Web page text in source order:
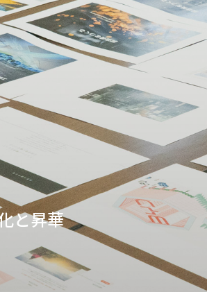
と昇華